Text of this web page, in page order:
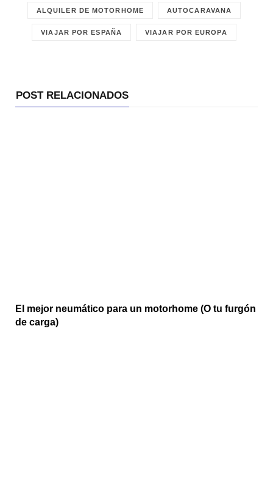
ALQUILER DE MOTORHOME AUTOCARAVANA
VIAJAR POR ESPAÑA VIAJAR POR EUROPA
POST RELACIONADOS
El mejor neumático para un motorhome (O tu furgón
de carga)